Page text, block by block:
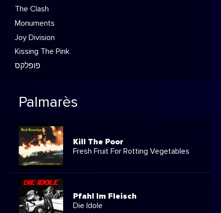
The Clash
Monuments
Joy Division
Kissing The Pink
פופלקס
Palmarès
Kill The Poor
Fresh Fruit For Rotting Vegetables
Pfahl Im Fleisch
Die Idole